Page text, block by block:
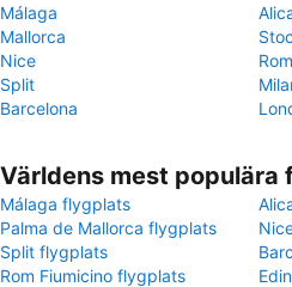
Málaga
Mallorca
Nice
Rom
Split
Barcelona
Världens mest populära
Málaga flygplats
Palma de Mallorca flygplats
Split flygplats
Rom Fiumicino flygplats